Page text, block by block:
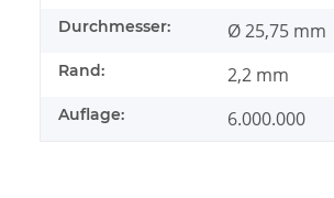
Durchmesser: Ø 25,75 mm
Rand: 2,2 mm
Auflage: 6.000.000